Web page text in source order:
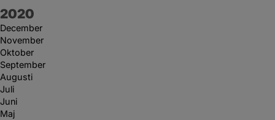
År:
2020
December
November
Oktober
September
Augusti
Juli
Juni
Maj